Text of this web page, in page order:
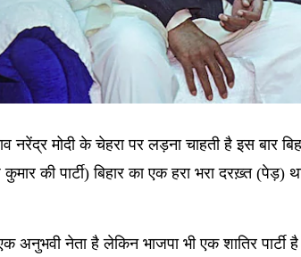
नरेंद्र मोदी के चेहरा पर लड़ना चाहती है इस बार
की पार्टी) बिहार का एक हरा भरा दरख़्त
अनुभवी नेता है लेकिन भाजपा भी एक शातिर पार्टी